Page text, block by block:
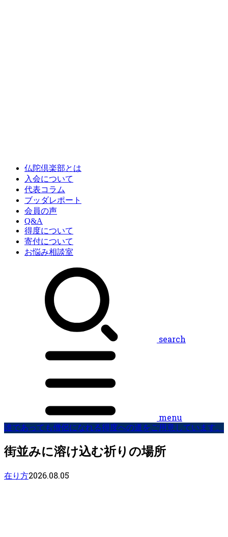
仏陀倶楽部とは
入会について
代表コラム
ブッダレポート
会員の声
Q&A
得度について
寄付について
お悩み相談室
search
menu
誰であっても僧侶になれる得度への道をご用意しています。
街並みに溶け込む祈りの場所
在り方2026.08.05